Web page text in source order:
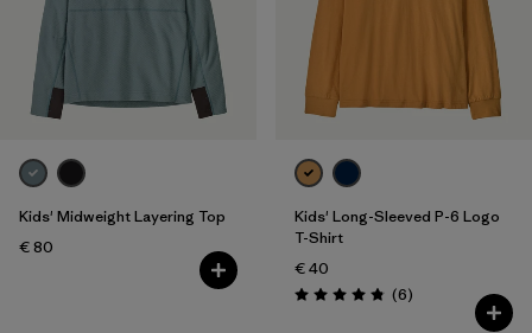
Kids' Midweight Layering Top
€ 80
Kids' Long-Sleeved P-6 Logo
T-Shirt
€ 40
Évaluation: 4.8 / 5
(6Avis
)